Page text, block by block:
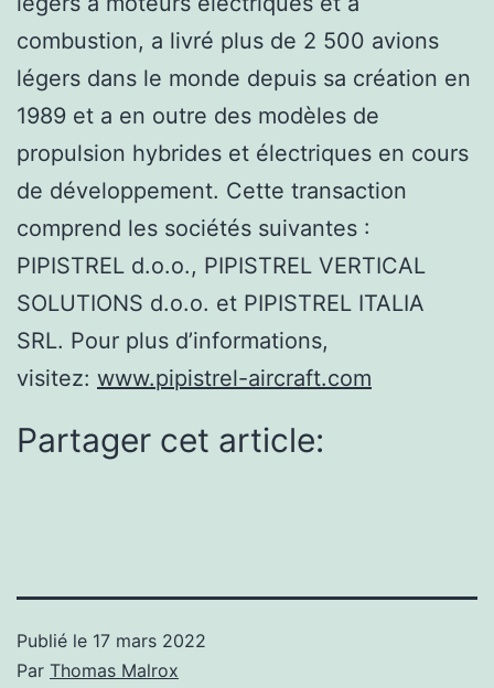
combustion, a livré plus de 2 500 avions
légers dans le monde depuis sa création en
1989 et a en outre des modèles de
propulsion hybrides et électriques en cours
de développement. Cette transaction
comprend les sociétés suivantes :
PIPISTREL d.o.o., PIPISTREL VERTICAL
SOLUTIONS d.o.o. et PIPISTREL ITALIA
SRL. Pour plus d’informations,
visitez: www.pipistrel-aircraft.com
Partager cet article:
Publié le 17 mars 2022
Par Thomas Malrox